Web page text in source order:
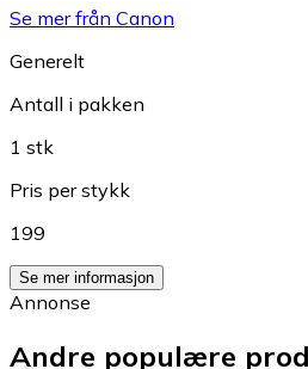
Se mer från Canon
Generelt
Antall i pakken
1 stk
Pris per stykk
199
Se mer informasjon
Annonse
Andre populære